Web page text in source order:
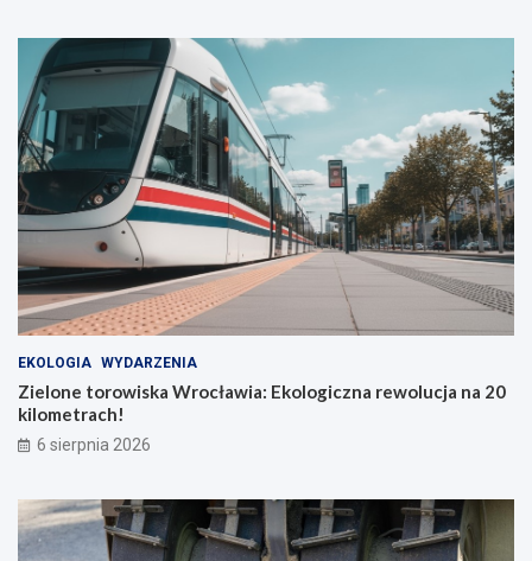
EKOLOGIA WYDARZENIA
Zielone torowiska Wrocławia: Ekologiczna rewolucja na 20
kilometrach!
6 sierpnia 2026